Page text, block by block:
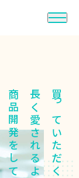
買っていただく人に
長く愛されるような
商品開発をして